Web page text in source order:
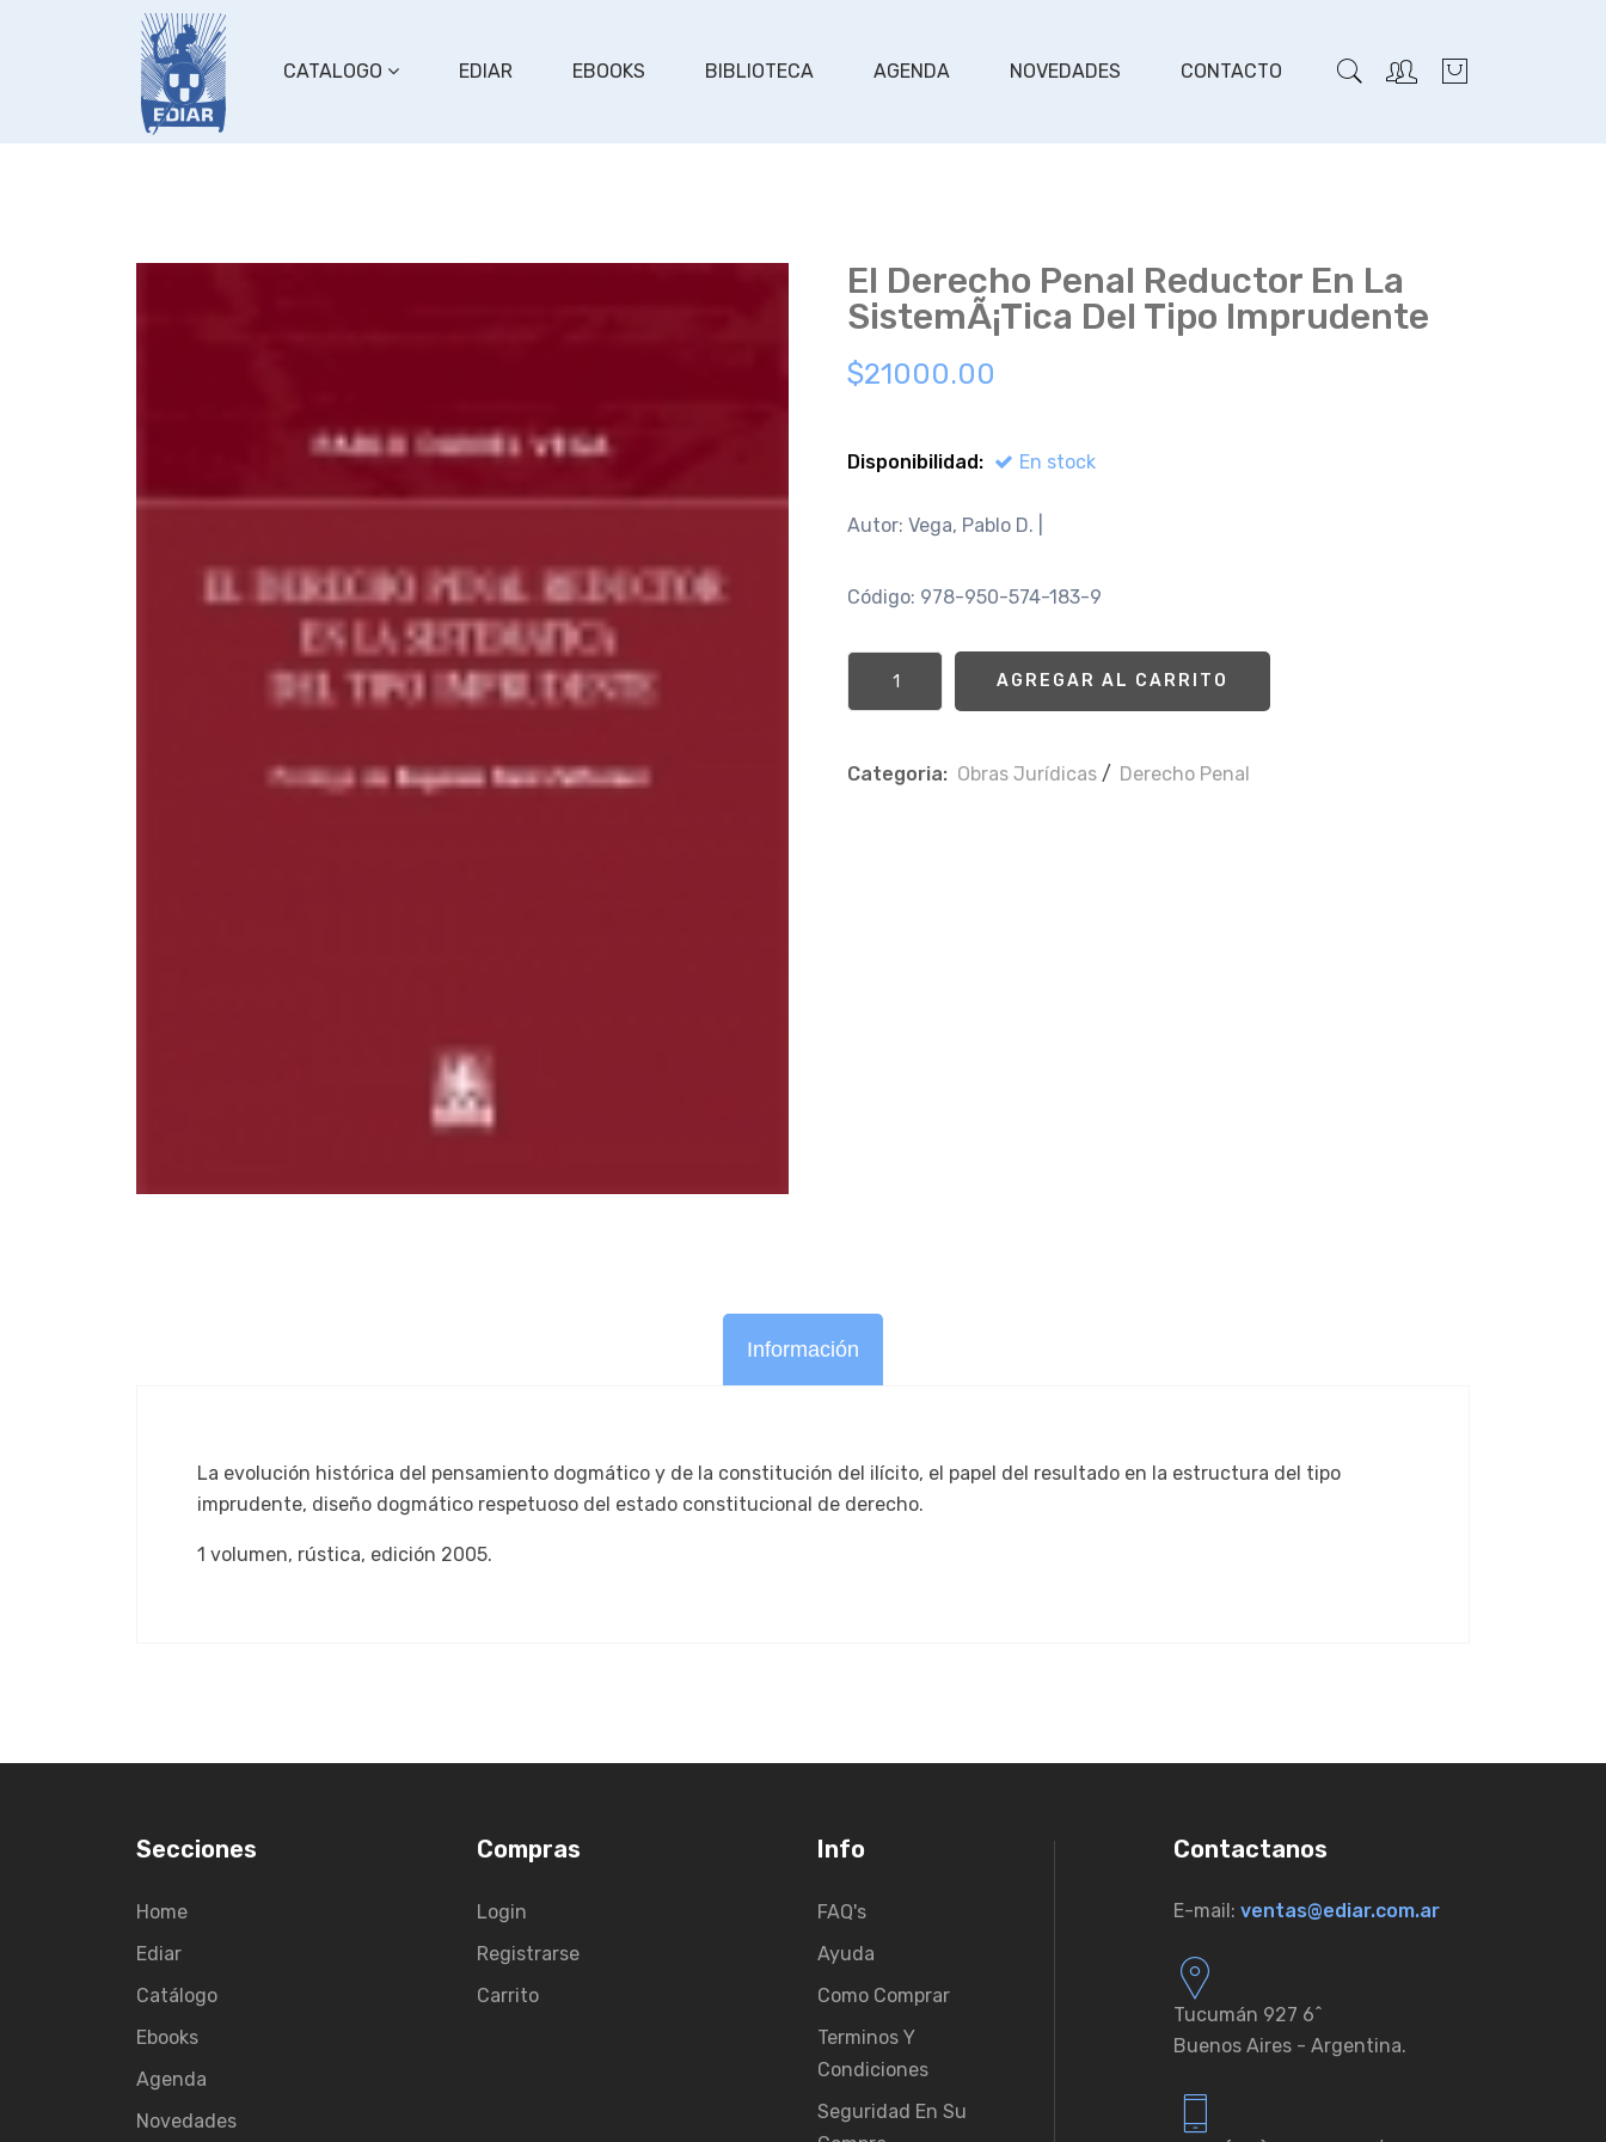
CATALOGO EDIAR EBOOKS BIBLIOTECA AGENDA NOVEDADES CONTACTO
El Derecho Penal Reductor En La
SistemÃ¡tica Del Tipo Imprudente
$21000.00
Disponibilidad: En stock
Autor: Vega, Pablo D. |
Código: 978-950-574-183-9
AGREGAR AL CARRITO
Categoria: Obras Jurí­dicas / Derecho Penal
Información
La evolución histórica del pensamiento dogmático y de la constitución del ilícito, el papel del resultado en la estructura del tipo
imprudente, diseño dogmático respetuoso del estado constitucional de derecho.
1 volumen, rústica, edición 2005.
Secciones
Home
Ediar
Catálogo
Ebooks
Agenda
Novedades
Compras
Login
Registrarse
Carrito
Info
FAQ's
Ayuda
Como Comprar
Terminos Y
Condiciones
Seguridad En Su
Contactanos
E-mail: ventas@ediar.com.ar
Tucumán 927 6ˆ
Buenos Aires - Argentina.